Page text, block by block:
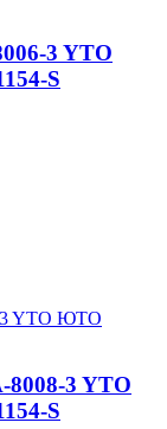
3 YTO
S
8008-3 YTO
S